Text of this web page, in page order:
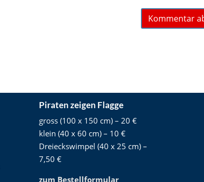
Piraten zeigen Flagge
gross (100 x 150 cm) – 20 €
klein (40 x 60 cm) – 10 €
Dreieckswimpel (40 x 25 cm) –
7,50 €
zum Bestellformular